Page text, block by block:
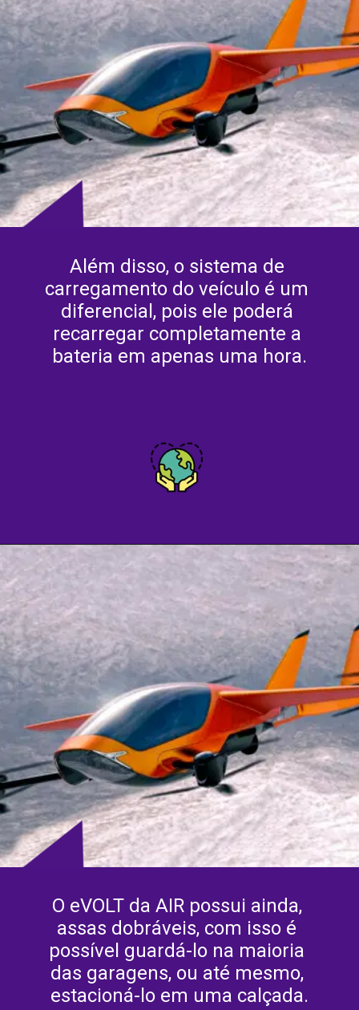
Além disso, o sistema de
carregamento do veículo é um
diferencial, pois ele poderá
recarregar completamente a
bateria em apenas uma hora.
O eVOLT da AIR possui ainda,
assas dobráveis, com isso é
possível guardá-lo na maioria
das garagens, ou até mesmo,
estacioná-lo em uma calçada.